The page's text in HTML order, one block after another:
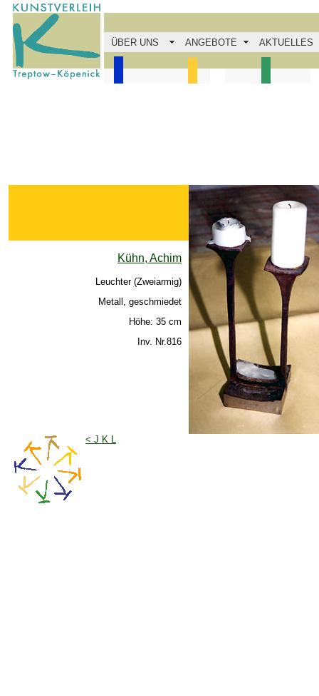
ÜBER UNS ANGEBOTE AKTUELLES
Kühn, Achim
Leuchter (Zweiarmig)
Metall, geschmiedet
Höhe: 35 cm
Inv. Nr.816
< J K L